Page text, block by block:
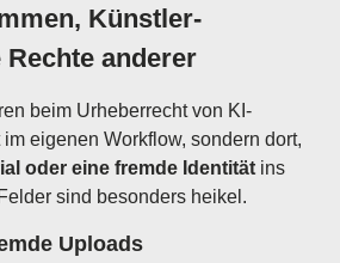
Künstler-
anderer
beim Urheberrecht von KI-
eigenen Workflow, sondern dort,
oder eine fremde Identität ins
sind besonders heikel.
Uploads